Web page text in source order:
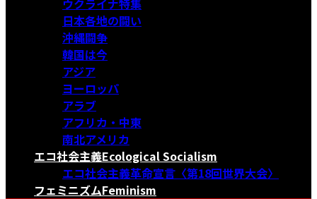
ウクライナ特集
日本各地の闘い
沖縄闘争
韓国は今
アジア
ヨーロッパ
アラブ
アフリカ・中東
南北アメリカ
エコ社会主義Ecological Socialism
エコ社会主義革命宣言〈第18回世界大会〉
フェミニズムFeminism